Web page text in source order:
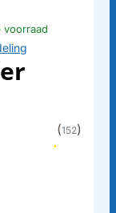
(152)
voorraad